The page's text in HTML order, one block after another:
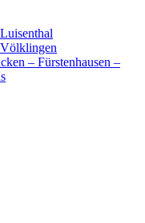
– Fürstenhausen –